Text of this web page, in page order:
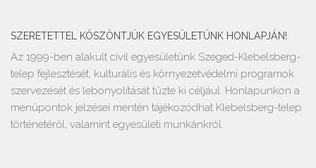
SZERETETTEL KÖSZÖNTJÜK EGYESÜLETÜNK HONLAPJÁN!
Az 1999-ben alakult civil egyesületünk Szeged-Klebelsberg-
telep fejlesztését, kulturális és környezetvédelmi programok
szervezését és lebonyolítását tűzte ki céljául. Honlapunkon a
menüpontok jelzései mentén tájékozódhat Klebelsberg-telep
történetéről, valamint egyesületi munkánkról.